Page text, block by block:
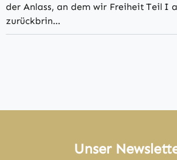
der Anlass, an dem wir Freiheit Teil I
zurückbrin…
Unser